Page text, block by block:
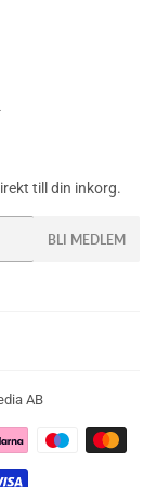
till din inkorg.
BLI MEDLEM
AB